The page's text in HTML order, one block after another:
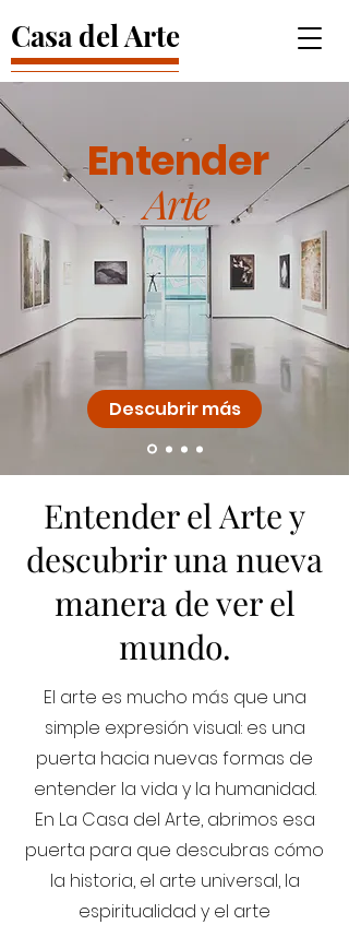
Casa del Arte
Entender
Arte
Descubrir más
Entender el Arte y
descubrir una nueva
manera de ver el
mundo.
El arte es mucho más que una
simple expresión visual: es una
puerta hacia nuevas formas de
entender la vida y la humanidad.
En La Casa del Arte, abrimos esa
puerta para que descubras cómo
la historia, el arte universal, la
espiritualidad y el arte